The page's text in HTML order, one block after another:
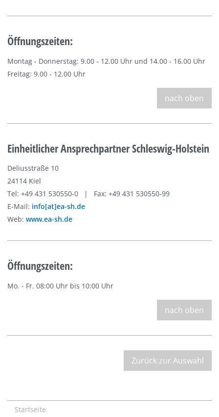
Öffnungszeiten:
Montag - Donnerstag: 9.00 - 12.00 Uhr und 14.00 - 16.00 Uhr
Freitag: 9.00 - 12.00 Uhr
nach oben
Einheitlicher Ansprechpartner Schleswig-Holstein
Deliusstraße 10
24114 Kiel
Tel: +49 431 530550-0 | Fax: +49 431 530550-99
E-Mail: info[at]ea-sh.de
Web: www.ea-sh.de
Öffnungszeiten:
Mo. - Fr. 08:00 Uhr bis 10:00 Uhr
nach oben
Zurück zur Auswahl
Startseite